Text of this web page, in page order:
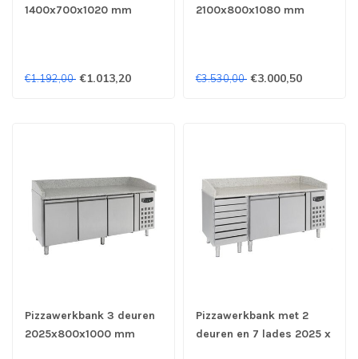
1400x700x1020 mm
€1.192,00 €1.013,20
2100x800x1080 mm
€3.530,00 €3.000,50
Pizzawerkbank 3 deuren
2025x800x1000 mm
Pizzawerkbank met 2
deuren en 7 lades 2025 x